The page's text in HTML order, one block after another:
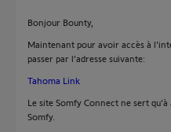
Bonjour Bounty,
Maintenant pour avoir accès à
passer par l'adresse suivante:
Tahoma Link
Le site Somfy Connect ne sert
Somfy.